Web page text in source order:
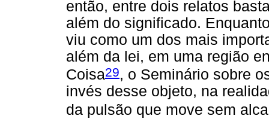
então, entre dois relatos
além do significado.
viu como um dos mais
além da lei, em uma região
Coisa29, o Seminário sobre
invés desse objeto, na
da pulsão que move sem